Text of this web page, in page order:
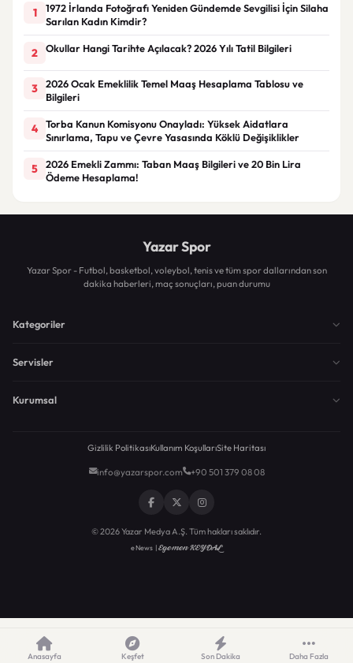
1
1972 İrlanda Fotoğrafı Yeniden Gündemde Sevgilisi İçin Silaha
Sarılan Kadın Kimdir?
2 Okullar Hangi Tarihte Açılacak? 2026 Yılı Tatil Bilgileri
3
2026 Ocak Emeklilik Temel Maaş Hesaplama Tablosu ve
Bilgileri
4
Torba Kanun Komisyonu Onayladı: Yüksek Aidatlara
Sınırlama, Tapu ve Çevre Yasasında Köklü Değişiklikler
5
2026 Emekli Zammı: Taban Maaş Bilgileri ve 20 Bin Lira
Ödeme Hesaplama!
Yazar Spor
Yazar Spor - Futbol, basketbol, voleybol, tenis ve tüm spor dallarından son
dakika haberleri, maç sonuçları, puan durumu
Kategoriler
Servisler
Kurumsal
Gizlilik PolitikasıKullanım KoşullarıSite Haritası
info@yazarspor.com +90 501 379 08 08
© 2026 Yazar Medya A.Ş. Tüm hakları saklıdır.
eNews |Egemen KEYDAL
Anasayfa Keşfet Son Dakika Daha Fazla